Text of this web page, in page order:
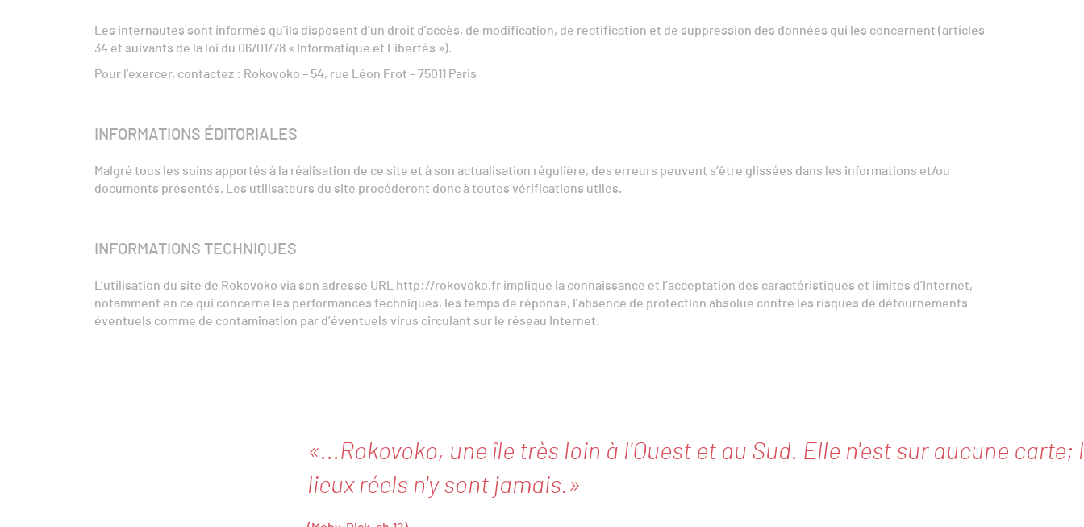
Les internautes sont informés qu’ils disposent d’un droit d’accès, de modification, de rectification et de suppression des données qui les concernent (articles
34 et suivants de la loi du 06/01/78 « Informatique et Libertés »).
Pour l’exercer, contactez : Rokovoko – 54, rue Léon Frot – 75011 Paris
INFORMATIONS ÉDITORIALES
Malgré tous les soins apportés à la réalisation de ce site et à son actualisation régulière, des erreurs peuvent s’être glissées dans les informations et/ou
documents présentés. Les utilisateurs du site procéderont donc à toutes vérifications utiles.
INFORMATIONS TECHNIQUES
L’utilisation du site de Rokovoko via son adresse URL http://rokovoko.fr implique la connaissance et l’acceptation des caractéristiques et limites d’Internet,
notamment en ce qui concerne les performances techniques, les temps de réponse, l’absence de protection absolue contre les risques de détournements
éventuels comme de contamination par d’éventuels virus circulant sur le réseau Internet.
«...Rokovoko, une île très loin à l'Ouest et au Sud. Elle n'est sur aucune carte;
lieux réels n'y sont jamais.»